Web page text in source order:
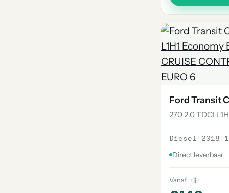
Ford Transit
270 2.0 TDCI
Diesel | 2018 |
Direct leverbaar
Vanaf i